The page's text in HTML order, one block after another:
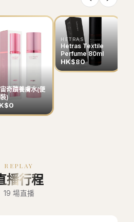
奇蹟養膚水(便
)
HETRAS
Hetras Textile
Perfume 80ml
HK$80
REPLAY
播行程
19 場直播